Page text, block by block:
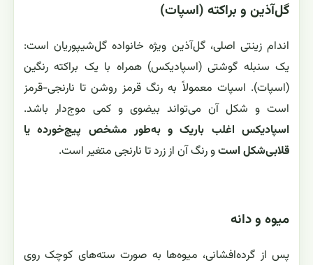
گل‌آذین و براکته (اسپات)
اندام زینتی اصلی، گل‌آذین ویژه خانواده گل‌شیپوریان است:
یک سنبله گوشتی (اسپادیکس) همراه با یک براکته رنگین
(اسپات). اسپات معمولاً به رنگ قرمز روشن تا نارنجی-قرمز
است و شکل آن می‌تواند بیضوی و کمی موج‌دار باشد.
اسپادیکس اغلب باریک و به‌طور مشخص پیچ‌خورده یا
قلابی‌شکل استو رنگ آن از زرد تا نارنجی متغیر است.
میوه و دانه
پس از گرده‌افشانی، میوه‌ها به صورت سته‌های کوچک روی